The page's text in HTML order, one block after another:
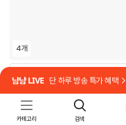
4개
[26추석 선물세트특가]제일명인 한우
육포X4개
349,600
냠냠 LIVE 단 하루 방송 특가 혜택
카테고리 검색